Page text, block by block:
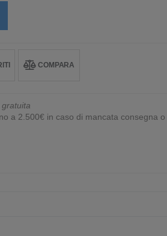
COMPARA
a 2.500€ in caso di mancata consegna o